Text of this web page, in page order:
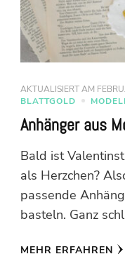
AKTUALISIERT AM
BLATTGOLD
Anhänger aus
Bald ist
als Herzchen?
passende
basteln. Ganz
MEHR ERFAHREN